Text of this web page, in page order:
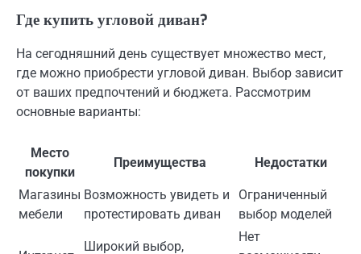
Где купить угловой диван?
На сегодняшний день существует множество мест,
где можно приобрести угловой диван. Выбор зависит
от ваших предпочтений и бюджета. Рассмотрим
основные варианты:
Место
покупки
Преимущества Недостатки
Магазины
мебели
Возможность увидеть и
протестировать диван
Ограниченный
выбор моделей
Широкий выбор,
Нет